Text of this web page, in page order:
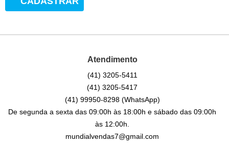
Atendimento
(41) 3205-5411
(41) 3205-5417
(41) 99950-8298 (WhatsApp)
De segunda a sexta das 09:00h às 18:00h e sábado das 09:00h
às 12:00h.
mundialvendas7@gmail.com